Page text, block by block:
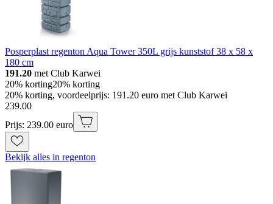
Posperplast regenton Aqua Tower 350L grijs kunststof 38 x 58 x
180 cm
191.20 met Club Karwei
20% korting20% korting
20% korting, voordeelprijs: 191.20 euro met Club Karwei
239.00
Prijs: 239.00 euro
Bekijk alles in regenton